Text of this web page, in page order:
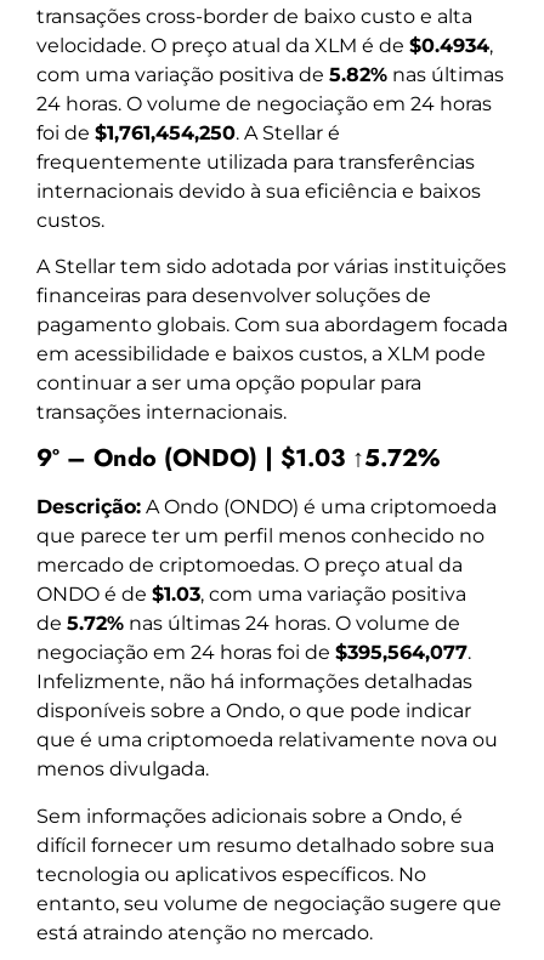
transações cross-border de baixo custo e alta
velocidade. O preço atual da XLM é de $0.4934,
com uma variação positiva de 5.82% nas últimas
24 horas. O volume de negociação em 24 horas
foi de $1,761,454,250. A Stellar é
frequentemente utilizada para transferências
internacionais devido à sua eficiência e baixos
custos.
A Stellar tem sido adotada por várias instituições
financeiras para desenvolver soluções de
pagamento globais. Com sua abordagem focada
em acessibilidade e baixos custos, a XLM pode
continuar a ser uma opção popular para
transações internacionais.
9º – Ondo (ONDO) | $1.03 ↑5.72%
Descrição: A Ondo (ONDO) é uma criptomoeda
que parece ter um perfil menos conhecido no
mercado de criptomoedas. O preço atual da
ONDO é de $1.03, com uma variação positiva
de 5.72% nas últimas 24 horas. O volume de
negociação em 24 horas foi de $395,564,077.
Infelizmente, não há informações detalhadas
disponíveis sobre a Ondo, o que pode indicar
que é uma criptomoeda relativamente nova ou
menos divulgada.
Sem informações adicionais sobre a Ondo, é
difícil fornecer um resumo detalhado sobre sua
tecnologia ou aplicativos específicos. No
entanto, seu volume de negociação sugere que
está atraindo atenção no mercado.